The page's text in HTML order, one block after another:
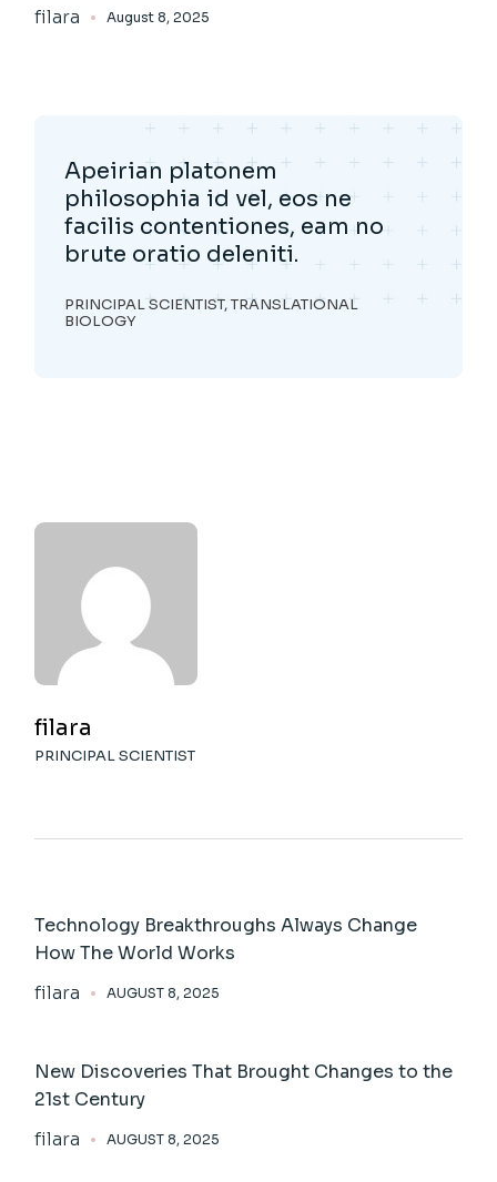
filara August 8, 2025
Apeirian platonem
philosophia id vel, eos ne
facilis contentiones, eam no
brute oratio deleniti.
PRINCIPAL SCIENTIST, TRANSLATIONAL
BIOLOGY
filara
PRINCIPAL SCIENTIST
Technology Breakthroughs Always Change
How The World Works
filara
AUGUST 8, 2025
New Discoveries That Brought Changes to the
21st Century
filara
AUGUST 8, 2025